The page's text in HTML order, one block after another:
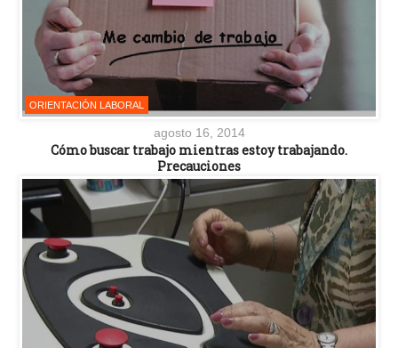
ORIENTACIÓN LABORAL
agosto 16, 2014
Cómo buscar trabajo mientras estoy trabajando.
Precauciones